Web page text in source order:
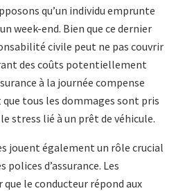
qu’un individu emprunte
week-end. Bien que ce dernier
civile peut ne pas couvrir
des coûts potentiellement
à la journée compense
tous les dommages sont pris
stress lié à un prêt de véhicule.
jouent également un rôle crucial
polices d’assurance. Les
que le conducteur répond aux